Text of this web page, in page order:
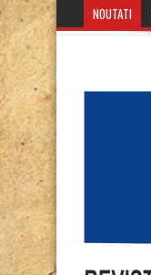
NOUTATI